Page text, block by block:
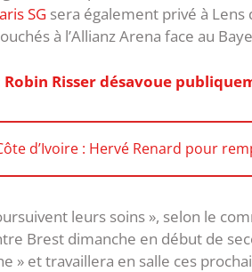
SG sera également privé à
à l’Allianz Arena face au
Robin Risser désavoue
d’Ivoire : Hervé Renard pour
leurs soins », selon le
Brest dimanche en début de
» et travaillera en salle ces